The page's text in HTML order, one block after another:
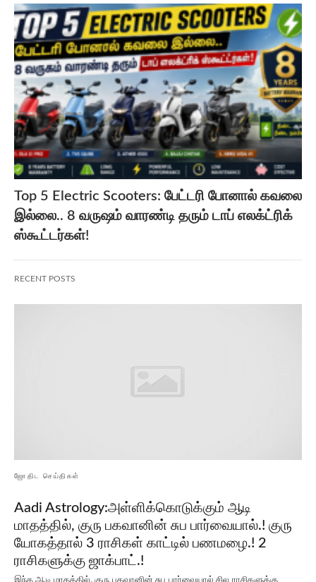
Top 5 Electric Scooters: பேட்டரி போனால் கவலை
இல்லை.. 8 வருஷம் வாரண்டி தரும் டாப் எலக்ட்ரிக்
ஸ்கூட்டர்கள்!
RECENT POSTS
ஜோதிட செய்திகள்
Aadi Astrology:அள்ளிக்கொடுக்கும் ஆடி
மாதத்தில், குரு பகவானின் சுப பார்வையால்.! குரு
யோகத்தால் 3 ராசிகள் காட்டில் பணமழை.! 2
ராசிகளுக்கு ஜாக்பாட்.!